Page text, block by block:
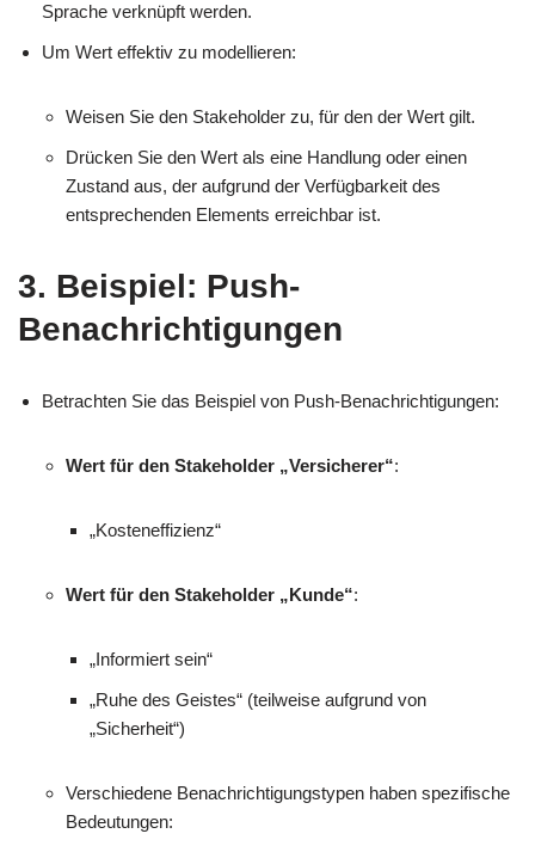
Sprache verknüpft werden.
Um Wert effektiv zu modellieren:
Weisen Sie den Stakeholder zu, für den der Wert gilt.
Drücken Sie den Wert als eine Handlung oder einen
Zustand aus, der aufgrund der Verfügbarkeit des
entsprechenden Elements erreichbar ist.
3. Beispiel: Push-
Benachrichtigungen
Betrachten Sie das Beispiel von Push-Benachrichtigungen:
Wert für den Stakeholder „Versicherer“:
„Kosteneffizienz“
Wert für den Stakeholder „Kunde“:
„Informiert sein“
„Ruhe des Geistes“ (teilweise aufgrund von
„Sicherheit“)
Verschiedene Benachrichtigungstypen haben spezifische
Bedeutungen: